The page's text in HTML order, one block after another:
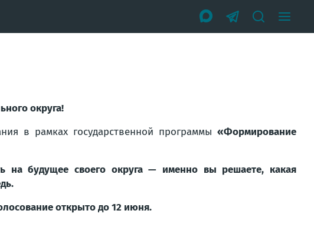
округа!
в рамках государственной программы«Формирование
на будущее своего округа — именно вы решаете, какая
открыто до 12 июня.